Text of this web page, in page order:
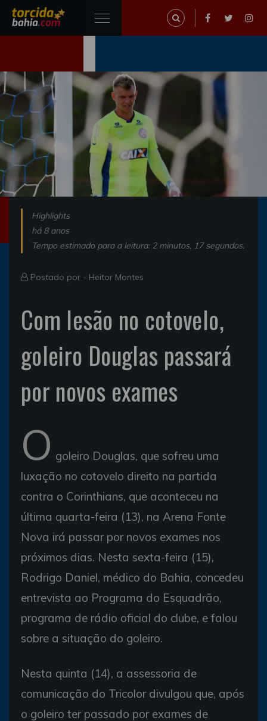
Highlights
há 8 anos
Tempo estimado para a leitura: 2 minutos, 17 segundos.
Postado por - Heitor Montes
Com lesão no cotovelo,
goleiro Douglas passará
por novos exames
O goleiro Douglas, que sofreu uma
luxação no cotovelo direito na partida
contra o Corinthians, que aconteceu na
última quarta-feira (13), na Arena Fonte
Nova irá passar por novos exames nos
próximos dias. Nesta sexta-feira (15),
Rodrigo Daniel, médico do Bahia, concedeu
entrevista ao Programa do Esquadrão,
programa de rádio oficial do clube, e falou
sobre a situação do goleiro.
Nesta quinta (14), a assessoria de
comunicação do Tricolor divulgou que, após
o goleiro ter passado por exames de